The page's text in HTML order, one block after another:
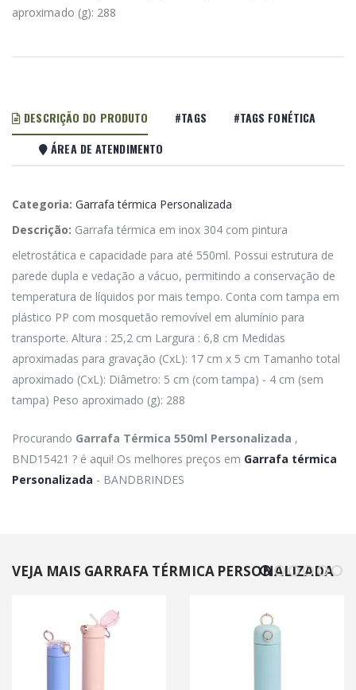
aproximado (g): 288
DESCRIÇÃO DO PRODUTO #TAGS
#TAGS FONÉTICA
ÁREA DE ATENDIMENTO
Categoria: Garrafa térmica Personalizada
Descrição: Garrafa térmica em inox 304 com pintura
eletrostática e capacidade para até 550ml. Possui estrutura de
parede dupla e vedação a vácuo, permitindo a conservação de
temperatura de líquidos por mais tempo. Conta com tampa em
plástico PP com mosquetão removível em alumínio para
transporte. Altura : 25,2 cm Largura : 6,8 cm Medidas
aproximadas para gravação (CxL): 17 cm x 5 cm Tamanho total
aproximado (CxL): Diâmetro: 5 cm (com tampa) - 4 cm (sem
tampa) Peso aproximado (g): 288
Procurando Garrafa Térmica 550ml Personalizada ,
BND15421 ? é aqui! Os melhores preços em Garrafa térmica
Personalizada - BANDBRINDES
VEJA MAIS GARRAFA TÉRMICA PERSONALIZADA